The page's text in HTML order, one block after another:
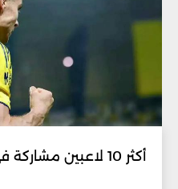
أكثر 10 لاعبين مشاركة في كأس العالم